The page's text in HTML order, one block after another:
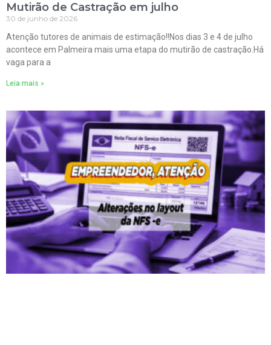
Mutirão de Castração em julho
30 de junho de 2026
Atenção tutores de animais de estimação!!Nos dias 3 e 4 de julho
acontece em Palmeira mais uma etapa do mutirão de castração.Há
vaga para a
Leia mais »